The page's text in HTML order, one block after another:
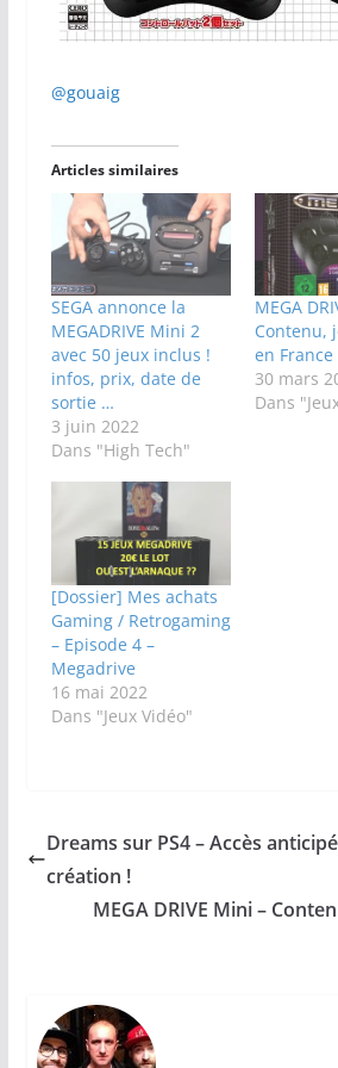
@gouaig
Articles similaires
SEGA annonce la
MEGADRIVE Mini 2
avec 50 jeux inclus !
infos, prix, date de
sortie …
3 juin 2022
Dans "High Tech"
MEGA
Contenu,
en France
30 mars
Dans
[Dossier] Mes achats
Gaming / Retrogaming
– Episode 4 –
Megadrive
16 mai 2022
Dans "Jeux Vidéo"
Dreams sur PS4 – Accès
création !
MEGA DRIVE Mini –